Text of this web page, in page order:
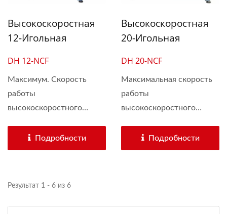
Высокоскоростная
12-Игольная
Вязальная Машина
Для Эластичного
Шнура Ушка
DH 12-NCF
Максимум. Скорость
работы
высокоскоростного
Подробности
Высокоскоростная
20-Игольная
Вязальная Машина
Для Эластичного
Ушного Шнура
DH 20-NCF
Максимальная скорость
работы
высокоскоростного
Подробности
Результат 1 - 6 из 6